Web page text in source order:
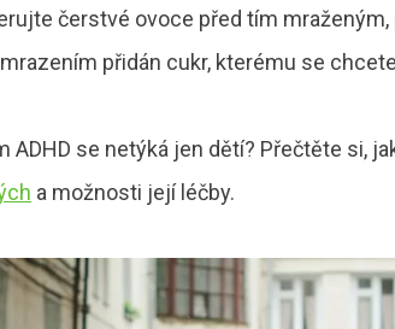
čerstvé ovoce před tím
přidán cukr, kterému se
ADHD se netýká jen dětí? Přečtěte si,
a možnosti její léčby.